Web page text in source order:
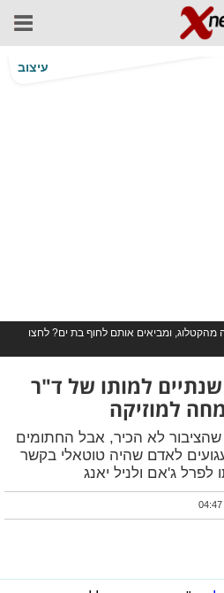
עיצוב
מהקטלוג, ומביאים אותם לחוף בת ים? לחצו
למותו של ד"ר
למוזיקה
לא הכיר, אבל החתומים
לאדם שהיה טוטאלי בקשר
לפרל ג'אם ולניל יאנג